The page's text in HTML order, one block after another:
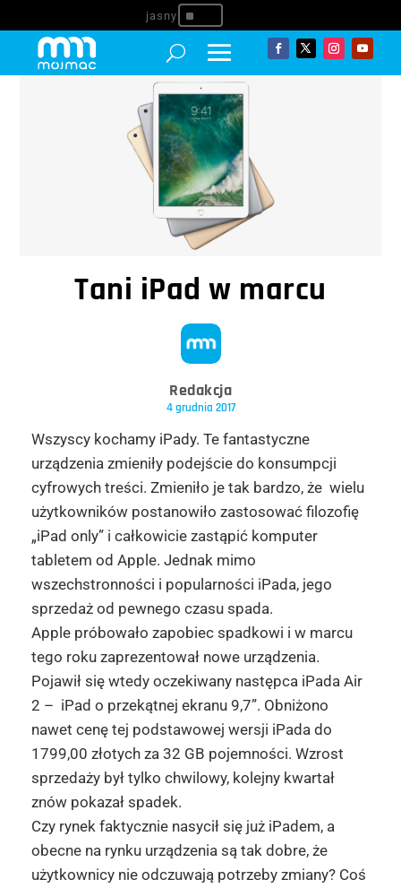
^
Tani iPad w marcu
Redakcja
4 grudnia 2017
Wszyscy kochamy iPady. Te fantastyczne
urządzenia zmieniły podejście do konsumpcji
cyfrowych treści. Zmieniło je tak bardzo, że wielu
użytkowników postanowiło zastosować filozofię
„iPad only” i całkowicie zastąpić komputer
tabletem od Apple. Jednak mimo
wszechstronności i popularności iPada, jego
sprzedaż od pewnego czasu spada.
Apple próbowało zapobiec spadkowi i w marcu
tego roku zaprezentował nowe urządzenia.
Pojawił się wtedy oczekiwany następca iPada Air
2 – iPad o przekątnej ekranu 9,7”. Obniżono
nawet cenę tej podstawowej wersji iPada do
1799,00 złotych za 32 GB pojemności. Wzrost
sprzedaży był tylko chwilowy, kolejny kwartał
znów pokazał spadek.
Czy rynek faktycznie nasycił się już iPadem, a
obecne na rynku urządzenia są tak dobre, że
użytkownicy nie odczuwają potrzeby zmiany? Coś